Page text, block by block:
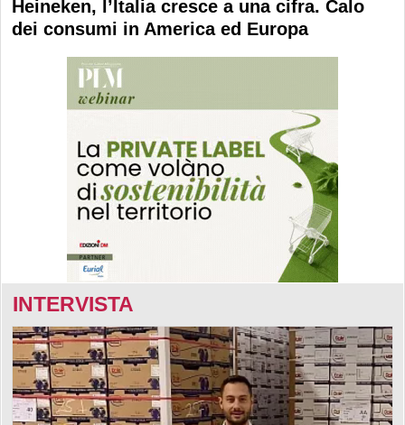
Heineken, l’Italia cresce a una cifra. Calo
dei consumi in America ed Europa
INTERVISTA